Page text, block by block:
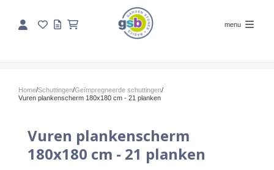
menu
Home/Schuttingen/Geïmpregneerde schuttingen/
Vuren plankenscherm 180x180 cm - 21 planken
Vuren plankenscherm
180x180 cm - 21 planken